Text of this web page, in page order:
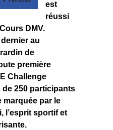
est
réussi
DMV.
au
de
première
Challenge
de 250 participants
marquée par le
l’esprit sportif et